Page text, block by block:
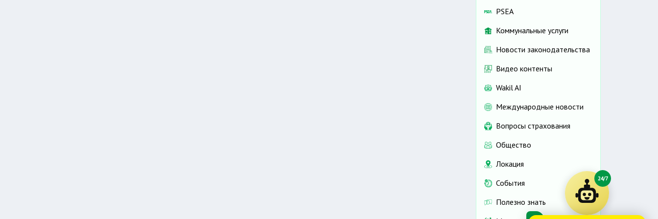
PSEA
Коммунальные услуги
Новости законодательства
Видео контенты
Wakil AI
Международные новости
Вопросы страхования
Общество
Локация
События
Полезно знать
24/7